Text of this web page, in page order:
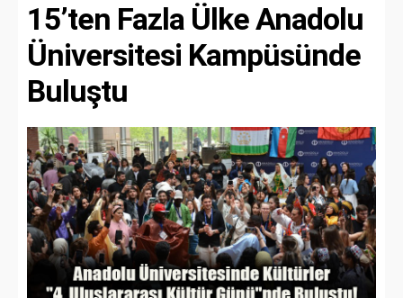
15’ten Fazla Ülke Anadolu
Üniversitesi Kampüsünde
Buluştu